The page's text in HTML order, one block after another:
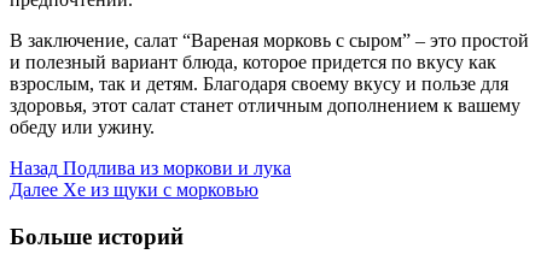
В заключение, салат “Вареная морковь с сыром” – это простой
и полезный вариант блюда, которое придется по вкусу как
взрослым, так и детям. Благодаря своему вкусу и пользе для
здоровья, этот салат станет отличным дополнением к вашему
обеду или ужину.
Post
Navigation
Назад Подлива из моркови и лука
Далее Хе из щуки с морковью
Больше историй